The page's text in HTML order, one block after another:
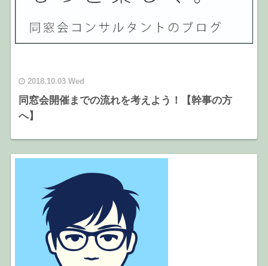
2018.10.03 Wed
同窓会開催までの流れを考えよう！【幹事の方
へ】